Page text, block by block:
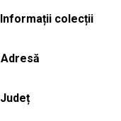
Informații colecții
Adresă
Județ